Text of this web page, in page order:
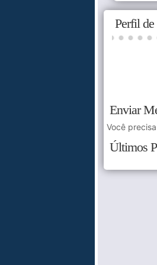
Perfil
Enviar
Você
Últimos